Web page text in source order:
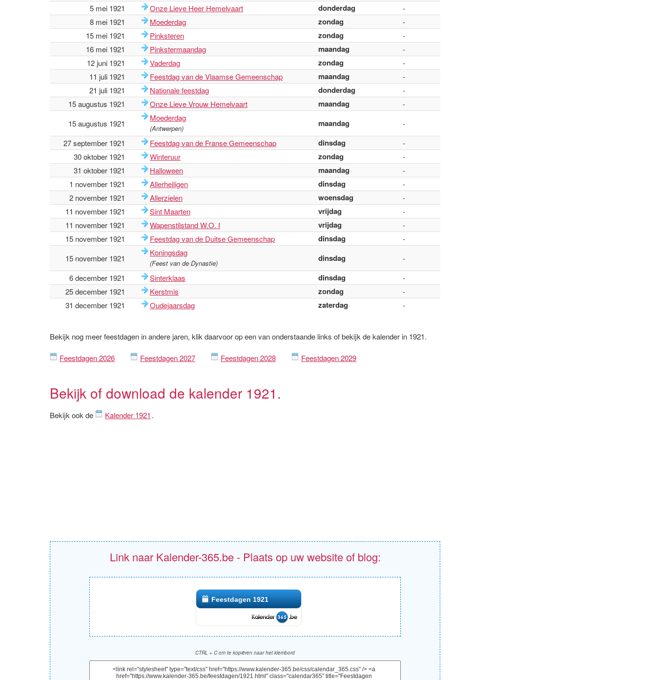
5 mei 1921
Onze Lieve Heer Hemelvaart donderdag
-
8 mei 1921
Moederdag zondag
-
15 mei 1921
Pinksteren zondag
-
16 mei 1921
Pinkstermaandag maandag
-
12 juni 1921
Vaderdag zondag
-
11 juli 1921
Feestdag van de Vlaamse Gemeenschap maandag
-
21 juli 1921
Nationale feestdag donderdag
-
15 augustus 1921
Onze Lieve Vrouw Hemelvaart maandag
-
15 augustus 1921
Moederdag
(Antwerpen) maandag
-
27 september 1921
Feestdag van de Franse Gemeenschap dinsdag
-
30 oktober 1921
Winteruur zondag
-
31 oktober 1921
Halloween maandag
-
1 november 1921
Allerheiligen dinsdag
-
2 november 1921
Allerzielen woensdag
-
11 november 1921
Sint Maarten vrijdag
-
11 november 1921
Wapenstilstand W.O. I vrijdag
-
15 november 1921
Feestdag van de Duitse Gemeenschap dinsdag
-
15 november 1921
Koningsdag
(Feest van de Dynastie) dinsdag
-
6 december 1921
Sinterklaas dinsdag
-
25 december 1921
Kerstmis zondag
-
31 december 1921
Oudejaarsdag zaterdag -
Bekijk nog meer feestdagen in andere jaren, klik daarvoor op een van onderstaande links of bekijk de kalender in 1921.
Feestdagen 2026 Feestdagen 2027 Feestdagen 2028 Feestdagen 2029
Bekijk of download de kalender 1921.
Bekijk ook de Kalender 1921 .
Link naar Kalender-365.be - Plaats op uw website of blog:
Feestdagen 1921
CTRL + C om te kopiëren naar het klembord